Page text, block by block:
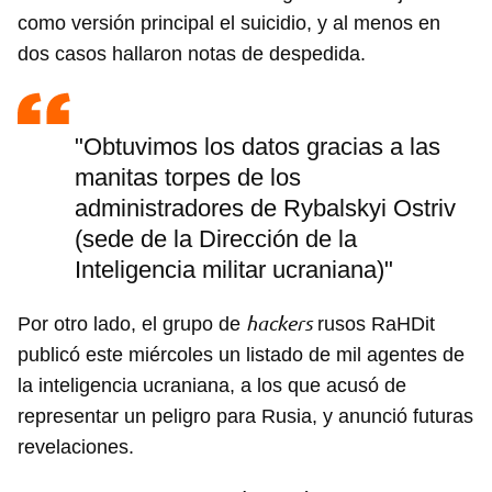
como versión principal el suicidio, y al menos en
dos casos hallaron notas de despedida.
"Obtuvimos los datos gracias a las
manitas torpes de los
administradores de Rybalskyi Ostriv
(sede de la Dirección de la
Inteligencia militar ucraniana)"
Por otro lado, el grupo de hackersrusos RaHDit
publicó este miércoles un listado de mil agentes de
la inteligencia ucraniana, a los que acusó de
representar un peligro para Rusia, y anunció futuras
revelaciones.